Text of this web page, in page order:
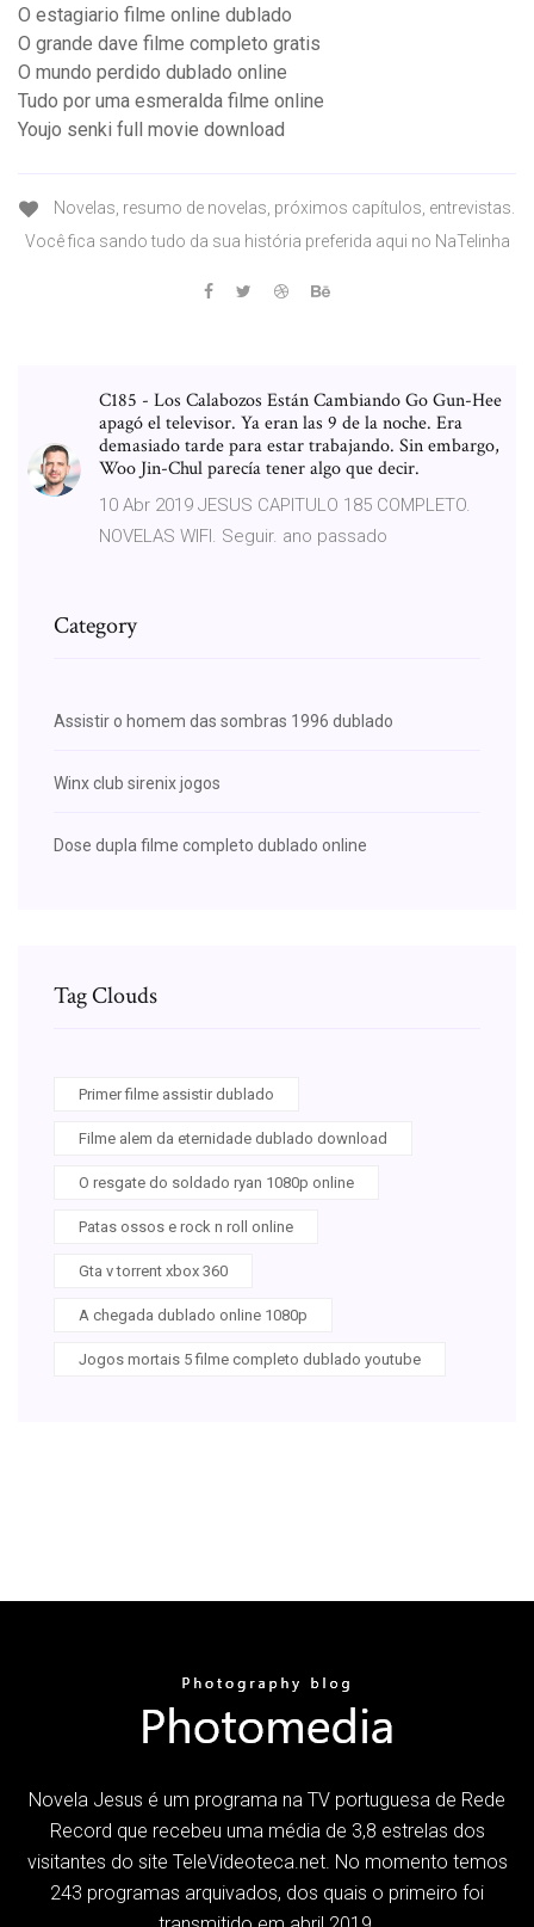
O estagiario filme online dublado
O grande dave filme completo gratis
O mundo perdido dublado online
Tudo por uma esmeralda filme online
Youjo senki full movie download
Novelas, resumo de novelas, próximos capítulos, entrevistas.
Você fica sando tudo da sua história preferida aqui no NaTelinha
C185 - Los Calabozos Están Cambiando Go Gun-Hee
apagó el televisor. Ya eran las 9 de la noche. Era
demasiado tarde para estar trabajando. Sin embargo,
Woo Jin-Chul parecía tener algo que decir.
10 Abr 2019 JESUS CAPITULO 185 COMPLETO.
NOVELAS WIFI. Seguir. ano passado
Category
Assistir o homem das sombras 1996 dublado
Winx club sirenix jogos
Dose dupla filme completo dublado online
Tag Clouds
Primer filme assistir dublado
Filme alem da eternidade dublado download
O resgate do soldado ryan 1080p online
Patas ossos e rock n roll online
Gta v torrent xbox 360
A chegada dublado online 1080p
Jogos mortais 5 filme completo dublado youtube
Novela Jesus é um programa na TV portuguesa de Rede
Record que recebeu uma média de 3,8 estrelas dos
visitantes do site TeleVideoteca.net. No momento temos
243 programas arquivados, dos quais o primeiro foi